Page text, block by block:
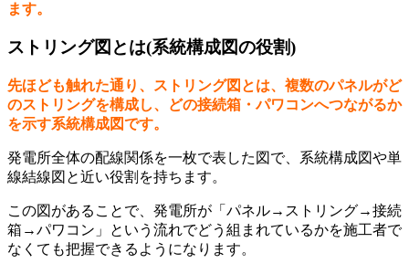
ます。
ストリング図とは(系統構成図の役割)
先ほども触れた通り、ストリング図とは、複数のパネルがど
のストリングを構成し、どの接続箱・パワコンへつながるか
を示す系統構成図です。
発電所全体の配線関係を一枚で表した図で、系統構成図や単
線結線図と近い役割を持ちます。
この図があることで、発電所が「パネル→ストリング→接続
箱→パワコン」という流れでどう組まれているかを施工者で
なくても把握できるようになります。